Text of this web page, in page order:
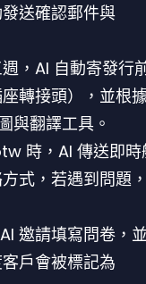
送確認郵件與
週，AI 自動寄發行
轉接頭），並根
與翻譯工具。
時，AI 傳送即
式，若遇到問題
AI 邀請填寫問卷，
戶會被標記為